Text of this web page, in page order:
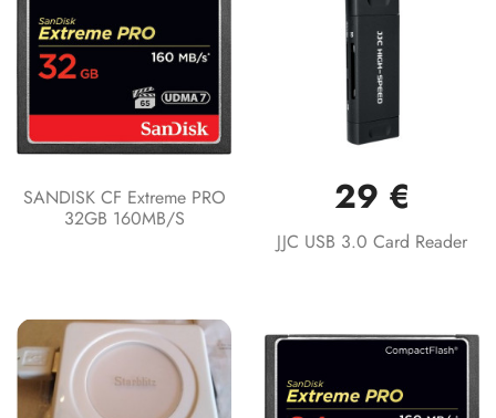
SANDISK CF Extreme PRO
32GB 160MB/s
29 €
JJC USB 3.0 Card Reader